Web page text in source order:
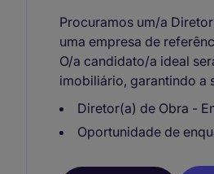
Procuramos um/a
uma empresa de
O/a candidato/a ideal
imobiliário, garantindo a
Diretor(a) de Obra -
Oportunidade de